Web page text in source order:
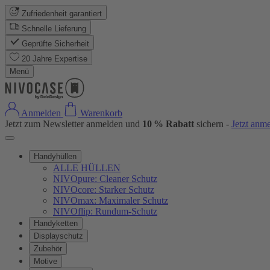
Zufriedenheit garantiert
Schnelle Lieferung
Geprüfte Sicherheit
20 Jahre Expertise
Menü
Anmelden
Warenkorb
Jetzt zum Newsletter anmelden und 10 % Rabatt sichern - Jetzt
Handyhüllen
ALLE HÜLLEN
NIVOpure: Cleaner Schutz
NIVOcore: Starker Schutz
NIVOmax: Maximaler Schutz
NIVOflip: Rundum-Schutz
Handyketten
Displayschutz
Zubehör
Motive